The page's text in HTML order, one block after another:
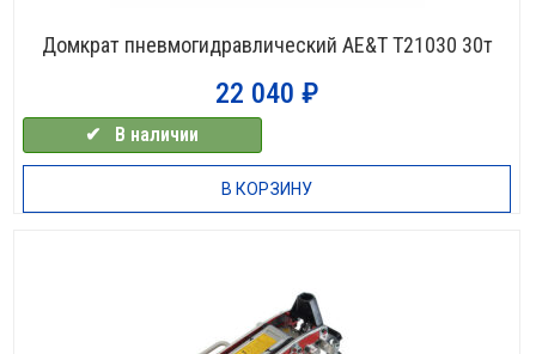
Домкрат пневмогидравлический AE&T T21030 30т
22 040 ₽
✔⠀В наличии
В КОРЗИНУ